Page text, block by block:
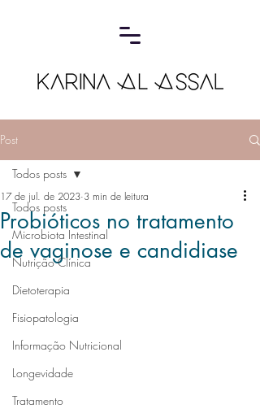
Post
Todos posts
Microbiota Intestinal
Nutrição Clínica
Dietoterapia
Fisiopatologia
Informação Nutricional
Longevidade
Tratamento
Todos posts
Probióticos no tratamento
de vaginose e candidiase
17 de jul. de 2023 3 min de leitura